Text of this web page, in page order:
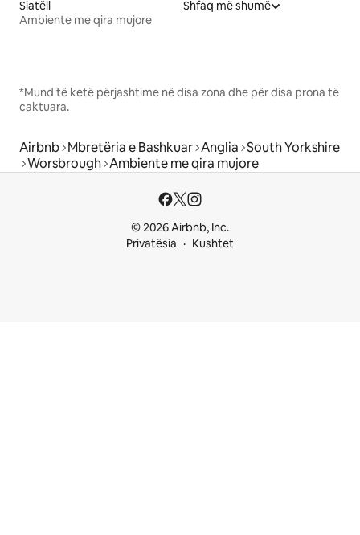
Siatëll
Ambiente me qira mujore
Shfaq më shumë
*Mund të ketë përjashtime në disa zona dhe për disa prona të
caktuara.
Airbnb Mbretëria e Bashkuar Anglia South Yorkshire
Worsbrough Ambiente me qira mujore
© 2026 Airbnb, Inc.
Privatësia
Kushtet